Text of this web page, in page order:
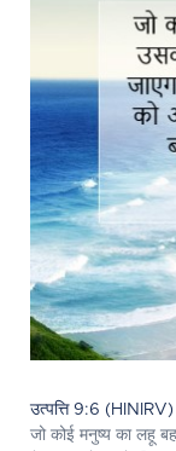
उत्पत्ति 9:6
जो कोई मनुष्य का लहू